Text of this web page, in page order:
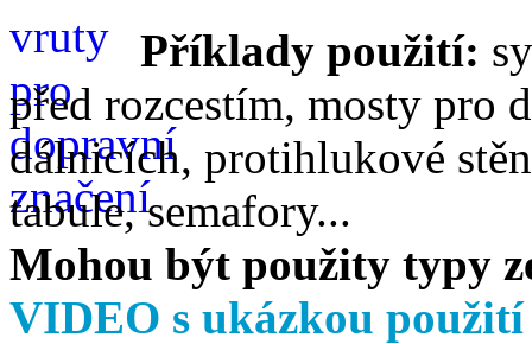
Příklady použití:
před rozcestím, mosty pro
dálnicích, protihlukové
tabule, semafory...
Mohou být použity typy
VIDEO s ukázkou